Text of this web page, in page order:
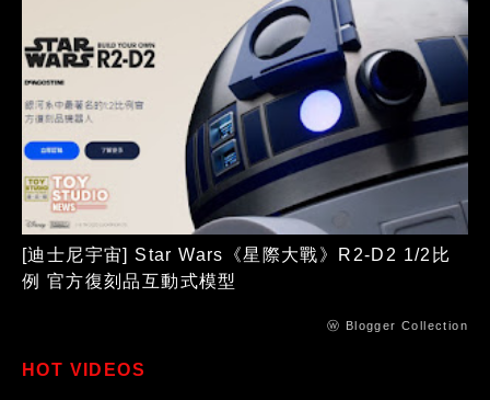
[迪士尼宇宙] Star Wars《星際大戰》R2-D2 1/2比
例 官方復刻品互動式模型
ⓦ Blogger Collection
HOT VIDEOS